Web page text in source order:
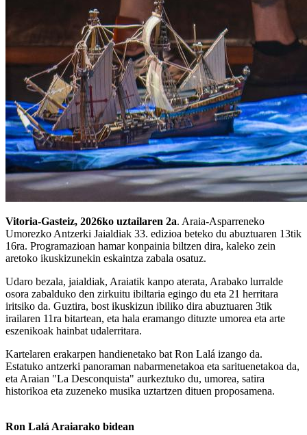
Vitoria-Gasteiz, 2026ko uztailaren 2a. Araia-Asparreneko
Umorezko Antzerki Jaialdiak 33. edizioa beteko du abuztuaren 13tik
16ra. Programazioan hamar konpainia biltzen dira, kaleko zein
aretoko ikuskizunekin eskaintza zabala osatuz.
Udaro bezala, jaialdiak, Araiatik kanpo aterata, Arabako lurralde
osora zabalduko den zirkuitu ibiltaria egingo du eta 21 herritara
iritsiko da. Guztira, bost ikuskizun ibiliko dira abuztuaren 3tik
irailaren 11ra bitartean, eta hala eramango dituzte umorea eta arte
eszenikoak hainbat udalerritara.
Kartelaren erakarpen handienetako bat Ron Lalá izango da.
Estatuko antzerki panoraman nabarmenetakoa eta sarituenetakoa da,
eta Araian "La Desconquista" aurkeztuko du, umorea, satira
historikoa eta zuzeneko musika uztartzen dituen proposamena.
Ron Lalá Araiarako bidean